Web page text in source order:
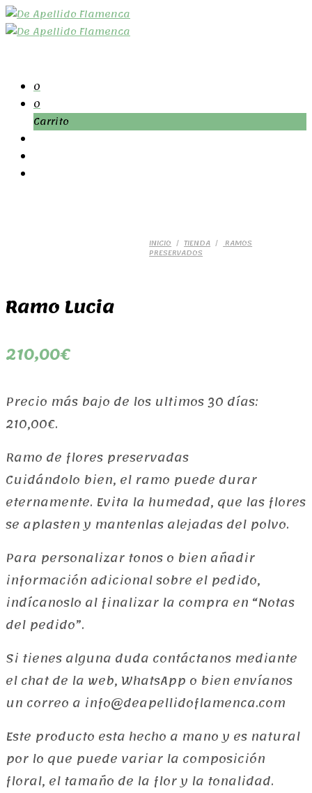
0
0
Carrito
INICIO / TIENDA / RAMOS
PRESERVADOS
Ramo Lucia
210,00€
Precio más bajo de los ultimos 30 días:
210,00€.
Ramo de flores preservadas
Cuidándolo bien, el ramo puede durar
eternamente. Evita la humedad, que las flores
se aplasten y mantenlas alejadas del polvo.
Para personalizar tonos o bien añadir
información adicional sobre el pedido,
indícanoslo al finalizar la compra en “Notas
del pedido”.
Si tienes alguna duda contáctanos mediante
el chat de la web, WhatsApp o bien envíanos
un correo a info@deapellidoflamenca.com
Este producto esta hecho a mano y es natural
por lo que puede variar la composición
floral, el tamaño de la flor y la tonalidad.